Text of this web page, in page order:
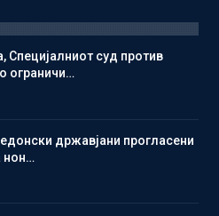
Специјалниот суд против
ограничи…
државјани прогласени
нон…